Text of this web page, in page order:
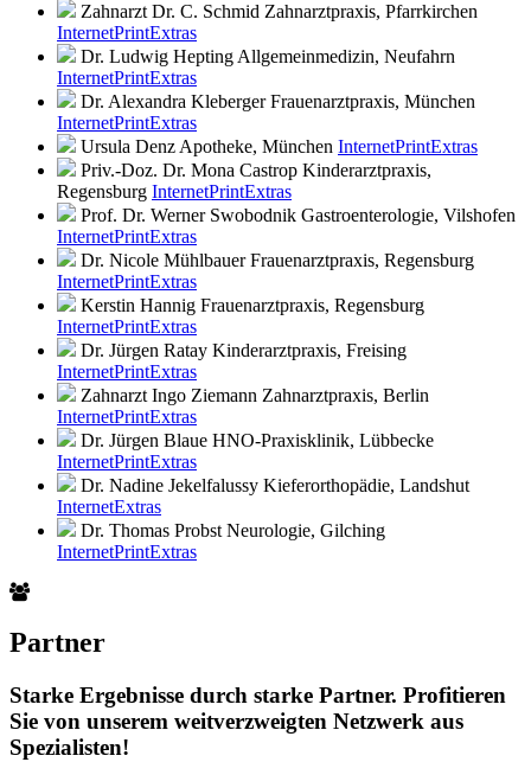
Zahnarzt Dr. C. Schmid Zahnarztpraxis, Pfarrkirchen
InternetPrintExtras
Dr. Ludwig HeptingAllgemeinmedizin, Neufahrn
InternetPrintExtras
Dr. Alexandra Kleberger Frauenarztpraxis, München
InternetPrintExtras
Ursula DenzApotheke, München InternetPrintExtras
Priv.-Doz. Dr. Mona Castrop Kinderarztpraxis,
Regensburg InternetPrintExtras
Prof. Dr. Werner Swobodnik Gastroenterologie, Vilshofen
InternetPrintExtras
Dr. Nicole Mühlbauer Frauenarztpraxis, Regensburg
InternetPrintExtras
Kerstin Hannig Frauenarztpraxis, Regensburg
InternetPrintExtras
Dr. Jürgen Ratay Kinderarztpraxis, Freising
InternetPrintExtras
Zahnarzt Ingo Ziemann Zahnarztpraxis, Berlin
InternetPrintExtras
Dr. Jürgen Blaue HNO-Praxisklinik, Lübbecke
InternetPrintExtras
Dr. Nadine Jekelfalussy Kieferorthopädie, Landshut
InternetExtras
Dr. Thomas Probst Neurologie, Gilching
InternetPrintExtras
Partner
Starke Ergebnisse durch starke Partner. Profitieren
Sie von unserem weitverzweigten Netzwerk aus
Spezialisten!